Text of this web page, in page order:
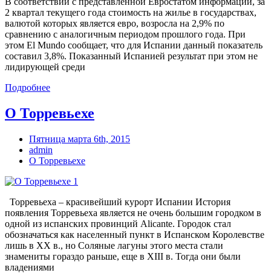
2 квартал текущего года стоимость на жилье в государствах,
валютой которых является евро, возросла на 2,9% по
сравнению с аналогичным периодом прошлого года. При
этом El Mundo сообщает, что для Испании данный показатель
составил 3,8%. Показанный Испанией результат при этом не
лидирующей среди
Подробнее
О Торревьехе
Пятница марта 6th, 2015
admin
О Торревьехе
Торревьеха – красивейший курорт Испании История
появления Торревьеха является не очень большим городком в
одной из испанских провинций Alicante. Городок стал
обозначаться как населенный пункт в Испанском Королевстве
лишь в XX в., но Соляные лагуны этого места стали
знамениты гораздо раньше, еще в XIII в. Тогда они были
владениями